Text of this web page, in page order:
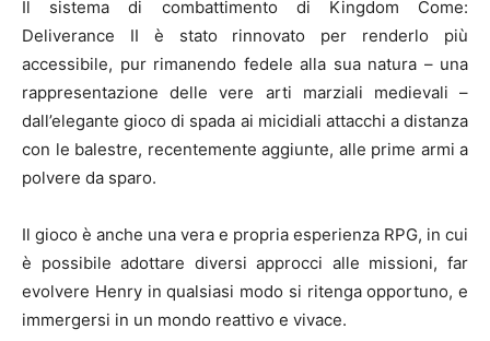
Il sistema di combattimento di Kingdom Come:
Deliverance II è stato rinnovato per renderlo più
accessibile, pur rimanendo fedele alla sua natura – una
rappresentazione delle vere arti marziali medievali –
dall’elegante gioco di spada ai micidiali attacchi a distanza
con le balestre, recentemente aggiunte, alle prime armi a
polvere da sparo.
Il gioco è anche una vera e propria esperienza RPG, in cui
è possibile adottare diversi approcci alle missioni, far
evolvere Henry in qualsiasi modo si ritenga opportuno, e
immergersi in un mondo reattivo e vivace.